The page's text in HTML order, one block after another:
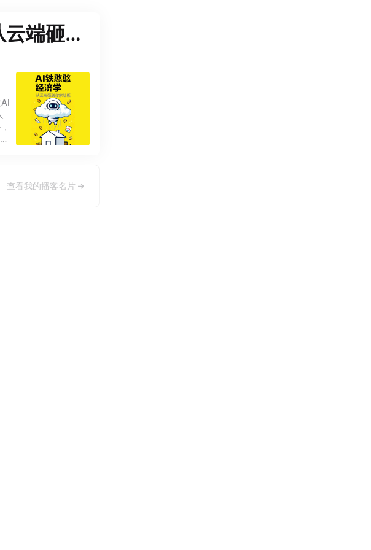
AI铁憨憨经济学：从云端砸到你家地板
查看我的播客名片